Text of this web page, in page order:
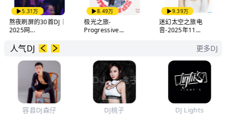
5.31万
熬夜刷屏的30首DJ｜
2025网...
8.49万
极光之旅-
Progressive...
9.39万
迷幻太空之旅电
音-2025年11...
人气DJ 更多DJ
容县DJ森仔 DJ桃子 DJ Lights